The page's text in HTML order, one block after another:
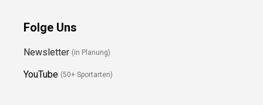
Folge Uns
Newsletter (in Planung)
YouTube (50+ Sportarten)